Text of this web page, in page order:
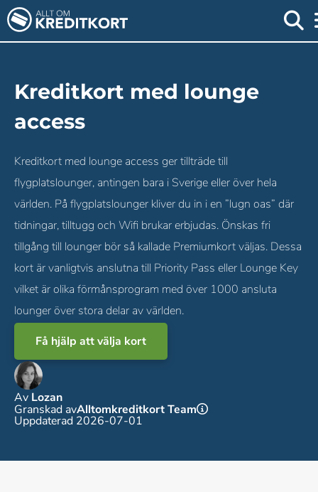
Kreditkort med lounge
access
Kreditkort med lounge access ger tillträde till
flygplatslounger, antingen bara i Sverige eller över hela
världen. På flygplatslounger kliver du in i en ”lugn oas” där
tidningar, tilltugg och Wifi brukar erbjudas. Önskas fri
tillgång till lounger bör så kallade Premiumkort väljas. Dessa
kort är vanligtvis anslutna till Priority Pass eller Lounge Key
vilket är olika förmånsprogram med över 1000 ansluta
lounger över stora delar av världen.
Få hjälp att välja kort
Av Lozan
Granskad avAlltomkreditkort Team
Uppdaterad 2026-07-01